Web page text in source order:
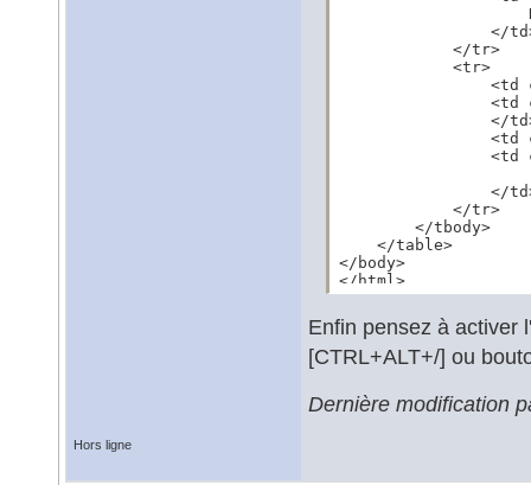
</
            </tr>
            <tr>
<td
<td
</
<td
<td
</
            </tr>
        </tbody>
    </table>
</body>
</html>
Enfin pensez à activer
[CTRL+ALT+/] ou
Dernière modification
Hors ligne